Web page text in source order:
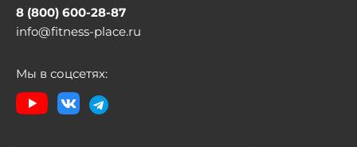
8 (800) 600-28-87
info@fitness-place.ru
Мы в соцсетях: